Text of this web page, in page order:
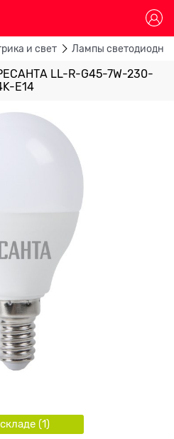
и свет Лампы
LL-R-G45-7W-230-
E14
(1)